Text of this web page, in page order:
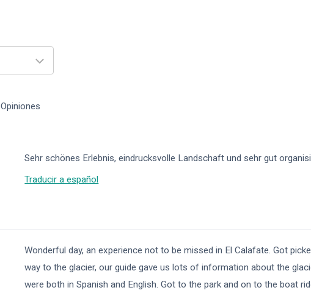
Opiniones
Sehr schönes Erlebnis, eindrucksvolle Landschaft und sehr gut
Traducir a español
Wonderful day, an experience not to be missed in El Calafate. Got
way to the glacier, our guide gave us lots of information about the
were both in Spanish and English. Got to the park and on to the boat